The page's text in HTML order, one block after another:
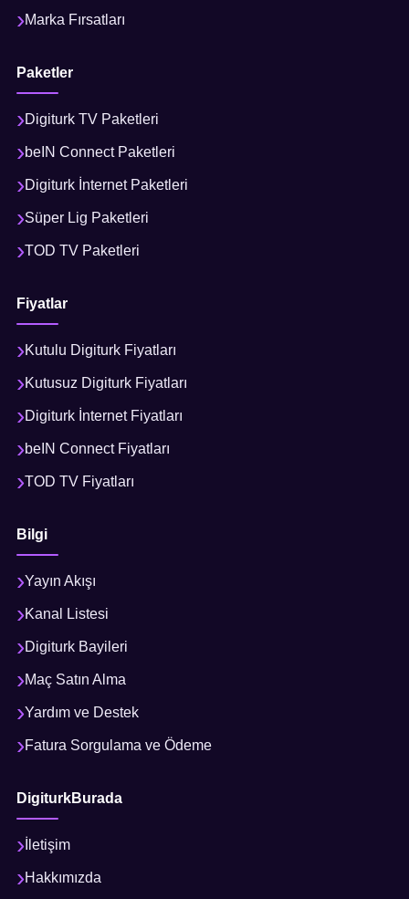
Marka Fırsatları
Paketler
Digiturk TV Paketleri
beIN Connect Paketleri
Digiturk İnternet Paketleri
Süper Lig Paketleri
TOD TV Paketleri
Fiyatlar
Kutulu Digiturk Fiyatları
Kutusuz Digiturk Fiyatları
Digiturk İnternet Fiyatları
beIN Connect Fiyatları
TOD TV Fiyatları
Bilgi
Yayın Akışı
Kanal Listesi
Digiturk Bayileri
Maç Satın Alma
Yardım ve Destek
Fatura Sorgulama ve Ödeme
DigiturkBurada
İletişim
Hakkımızda